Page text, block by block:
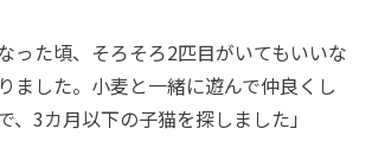
った頃、そろそろ2匹目がいてもいいな
ました。小麦と一緒に遊んで仲良くし
、3カ月以下の子猫を探しました」